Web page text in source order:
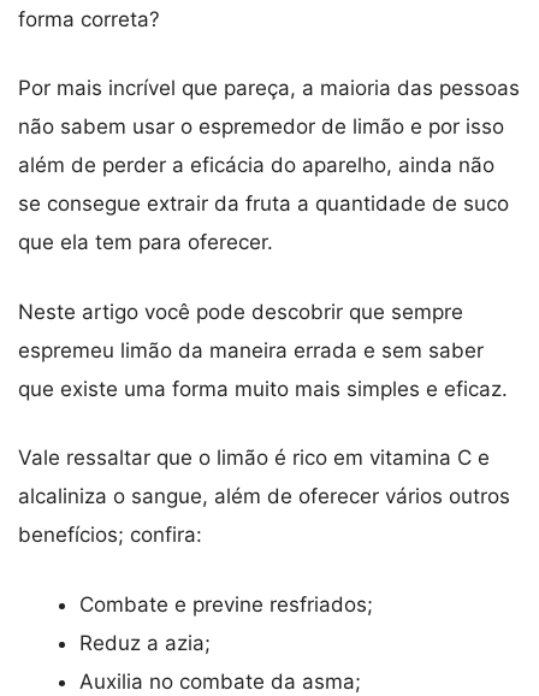
forma correta?
Por mais incrível que pareça, a maioria das pessoas
não sabem usar o espremedor de limão e por isso
além de perder a eficácia do aparelho, ainda não
se consegue extrair da fruta a quantidade de suco
que ela tem para oferecer.
Neste artigo você pode descobrir que sempre
espremeu limão da maneira errada e sem saber
que existe uma forma muito mais simples e eficaz.
Vale ressaltar que o limão é rico em vitamina C e
alcaliniza o sangue, além de oferecer vários outros
benefícios; confira:
Combate e previne resfriados;
Reduz a azia;
Auxilia no combate da asma;